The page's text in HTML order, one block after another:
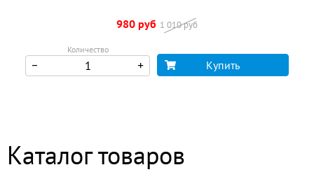
980 руб 1 010 руб
Количество
Купить
Каталог товаров